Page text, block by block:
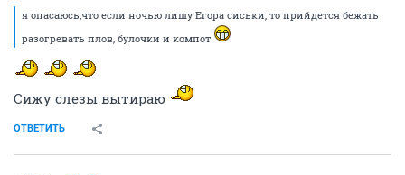
я опасаюсь,что если ночью лишу Егора сиськи, то прийдется бежать
разогревать плов, булочки и компот
Сижу слезы вытираю
ОТВЕТИТЬ